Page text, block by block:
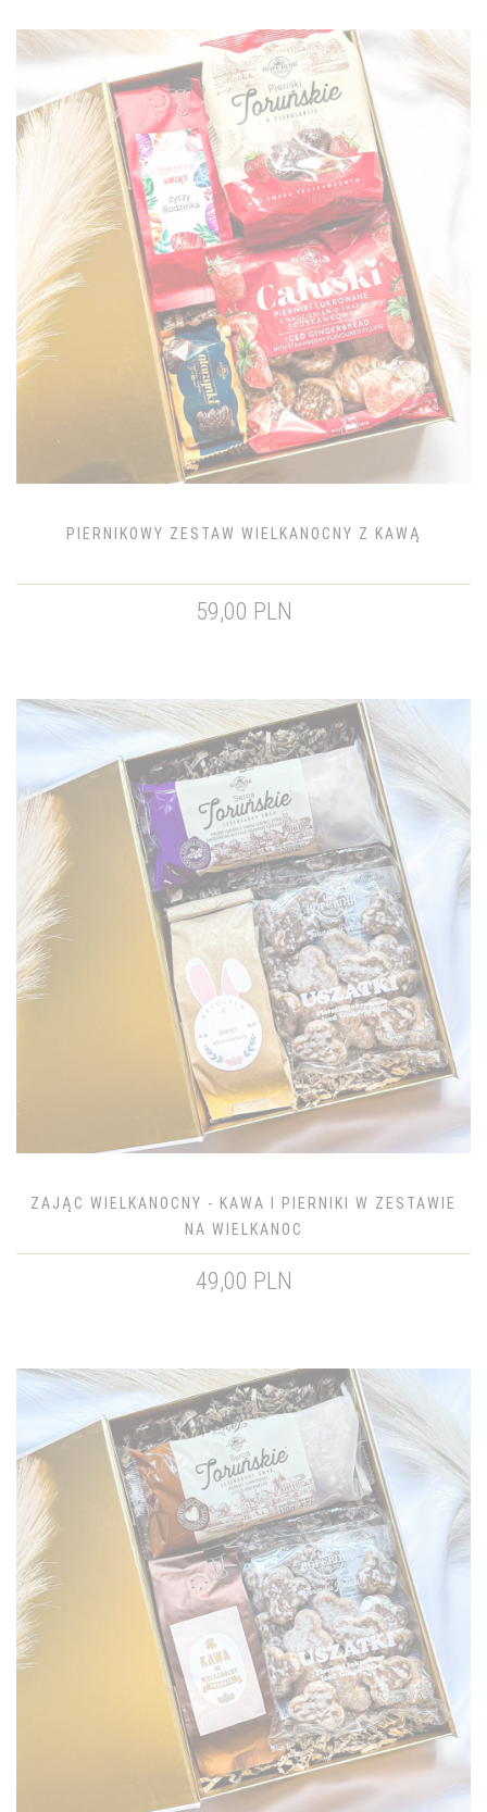
PIERNIKOWY ZESTAW WIELKANOCNY Z KAWĄ
59,00 PLN
ZAJĄC WIELKANOCNY - KAWA I PIERNIKI W ZESTAWIE
NA WIELKANOC
49,00 PLN